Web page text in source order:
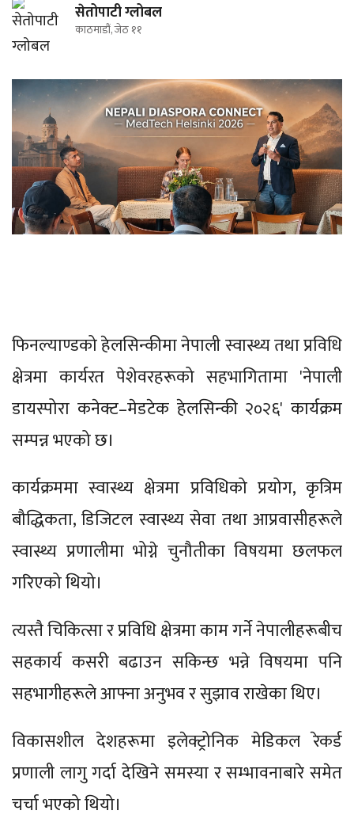
सेतोपाटी ग्लोबल
काठमाडौं, जेठ ११
फिनल्याण्डको हेलसिन्कीमा नेपाली स्वास्थ्य तथा प्रविधि
क्षेत्रमा कार्यरत पेशेवरहरूको सहभागितामा 'नेपाली
डायस्पोरा कनेक्ट–मेडटेक हेलसिन्की २०२६' कार्यक्रम
सम्पन्न भएको छ।
कार्यक्रममा स्वास्थ्य क्षेत्रमा प्रविधिको प्रयोग, कृत्रिम
बौद्धिकता, डिजिटल स्वास्थ्य सेवा तथा आप्रवासीहरूले
स्वास्थ्य प्रणालीमा भोग्ने चुनौतीका विषयमा छलफल
गरिएको थियो।
त्यस्तै चिकित्सा र प्रविधि क्षेत्रमा काम गर्ने नेपालीहरूबीच
सहकार्य कसरी बढाउन सकिन्छ भन्ने विषयमा पनि
सहभागीहरूले आफ्ना अनुभव र सुझाव राखेका थिए।
विकासशील देशहरूमा इलेक्ट्रोनिक मेडिकल रेकर्ड
प्रणाली लागु गर्दा देखिने समस्या र सम्भावनाबारे समेत
चर्चा भएको थियो।